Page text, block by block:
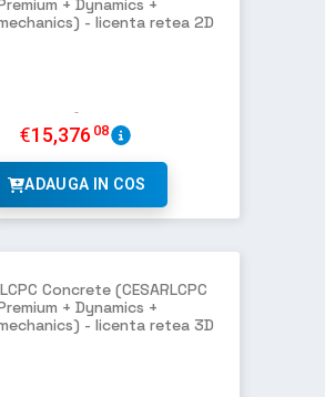
- licenta retea 2D
€15,376 08
ADAUGA IN COS
Concrete (CESARLCPC
+ Dynamics +
- licenta retea 3D